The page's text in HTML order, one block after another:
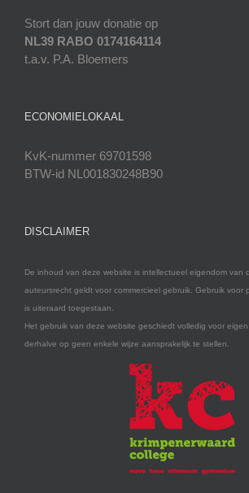
Stort dan jouw donatie op
NL39 RABO 0174164114
t.a.v. P.A. Bloemers
ECONOMIELOKAAL
KvK-nummer 69701598
BTW-id NL001830248B90
DISCLAIMER
De inhoud van deze website is intellectueel eigendom van
auteursrecht geldt voor commercieel gebruik. Gebruik voor
is uiteraard toegestaan.
Het gebruik van deze website geschiedt volledig voor
derhalve op geen enkele wijze aansprakelijk te stellen.